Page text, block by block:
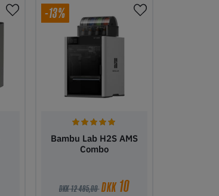
-13%
Bambu Lab H2S AMS
Combo
DKK 12 495,00 DKK10